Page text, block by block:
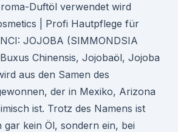
Duftöl verwendet wird
| Profi Hautpflege für
JOJOBA (SIMMONDSIA
Chinensis, Jojobaöl, Jojoba
aus den Samen des
der in Mexiko, Arizona
ist. Trotz des Namens ist
gar kein Öl, sondern ein, bei